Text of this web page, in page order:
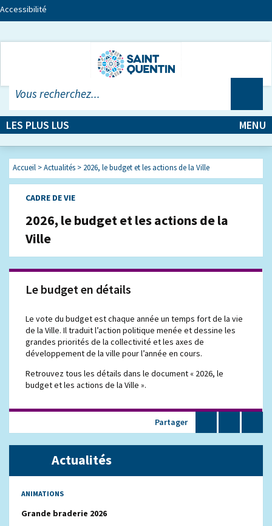
Accessibilité
LES PLUS LUS MENU
Accueil >Actualités > 2026, le budget et les actions de la Ville
CADRE DE VIE
2026, le budget et les actions de la
Ville
Le budget en détails
Le vote du budget est chaque année un temps fort de la vie
de la Ville. Il traduit l’action politique menée et dessine les
grandes priorités de la collectivité et les axes de
développement de la ville pour l’année en cours.
Retrouvez tous les détails dans le document « 2026, le
budget et les actions de la Ville ».
Partager
Actualités
ANIMATIONS
Grande braderie 2026